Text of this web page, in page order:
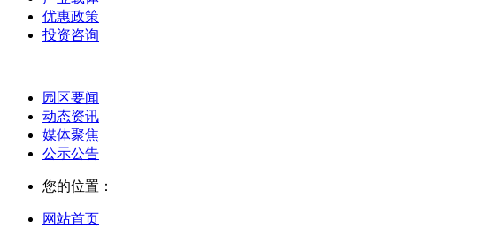
优惠政策
投资咨询
园区要闻
动态资讯
媒体聚焦
公示公告
您的位置：
网站首页